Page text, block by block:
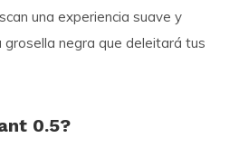
una experiencia suave y
negra que deleitará tus
0.5?